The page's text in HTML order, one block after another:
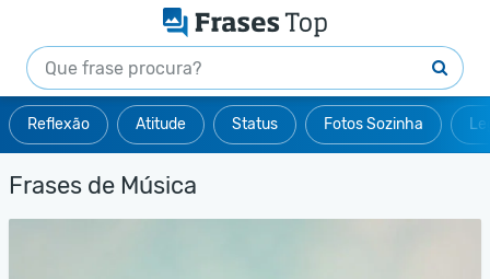
Reflexão Atitude Status Fotos Sozinha
Frases de Música